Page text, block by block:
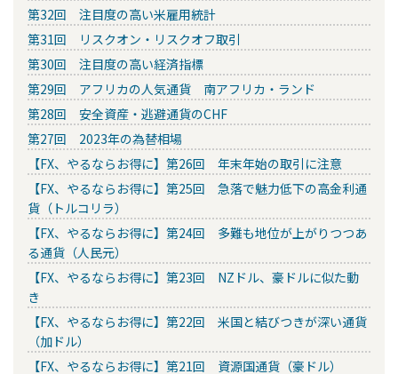
第32回 注目度の高い米雇用統計
第31回 リスクオン・リスクオフ取引
第30回 注目度の高い経済指標
第29回 アフリカの人気通貨 南アフリカ・ランド
第28回 安全資産・逃避通貨のCHF
第27回 2023年の為替相場
【FX、やるならお得に】第26回 年末年始の取引に注意
【FX、やるならお得に】第25回 急落で魅力低下の高金利通
貨（トルコリラ）
【FX、やるならお得に】第24回 多難も地位が上がりつつあ
る通貨（人民元）
【FX、やるならお得に】第23回 NZドル、豪ドルに似た動
き
【FX、やるならお得に】第22回 米国と結びつきが深い通貨
（加ドル）
【FX、やるならお得に】第21回 資源国通貨（豪ドル）